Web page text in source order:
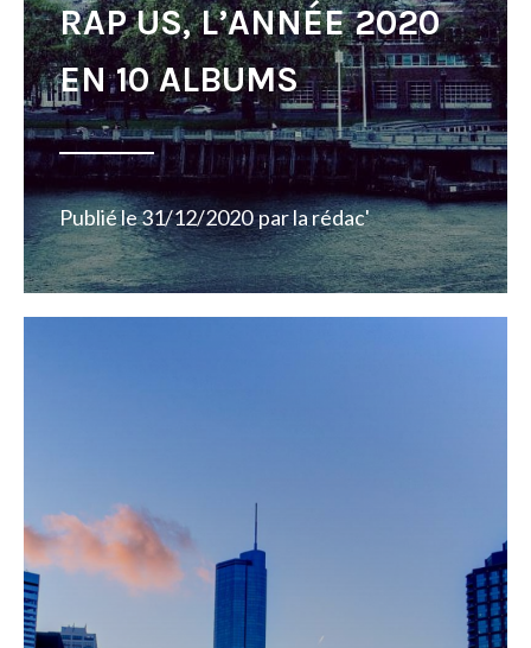
RAP US, L’ANNÉE 2020
EN 10 ALBUMS
Publié le31/12/2020 parla rédac'